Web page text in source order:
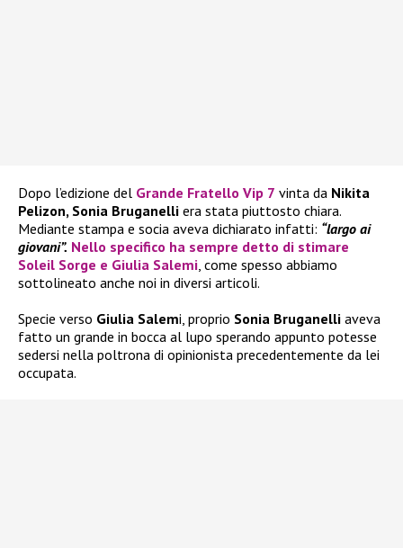
Dopo l’edizione del Grande Fratello Vip 7 vinta da Nikita
Pelizon, Sonia Bruganelli era stata piuttosto chiara.
Mediante stampa e socia aveva dichiarato infatti: “largo ai
giovani”. Nello specifico ha sempre detto di stimare
Soleil Sorge e Giulia Salemi, come spesso abbiamo
sottolineato anche noi in diversi articoli.
Specie verso Giulia Salemi, proprio Sonia Bruganelli aveva
fatto un grande in bocca al lupo sperando appunto potesse
sedersi nella poltrona di opinionista precedentemente da lei
occupata.